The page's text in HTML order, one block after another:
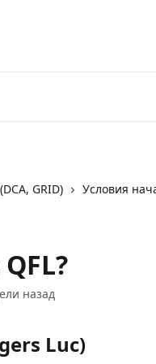
GRID)
Условия
назад
Luc)